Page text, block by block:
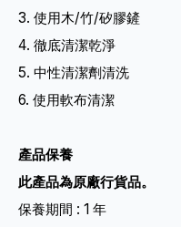
3. 使用木/竹/矽膠鏟
4. 徹底清潔乾淨
5. 中性清潔劑清洗
6. 使用軟布清潔
產品保養
此產品為原廠行貨品。
保養期間 : 1 年